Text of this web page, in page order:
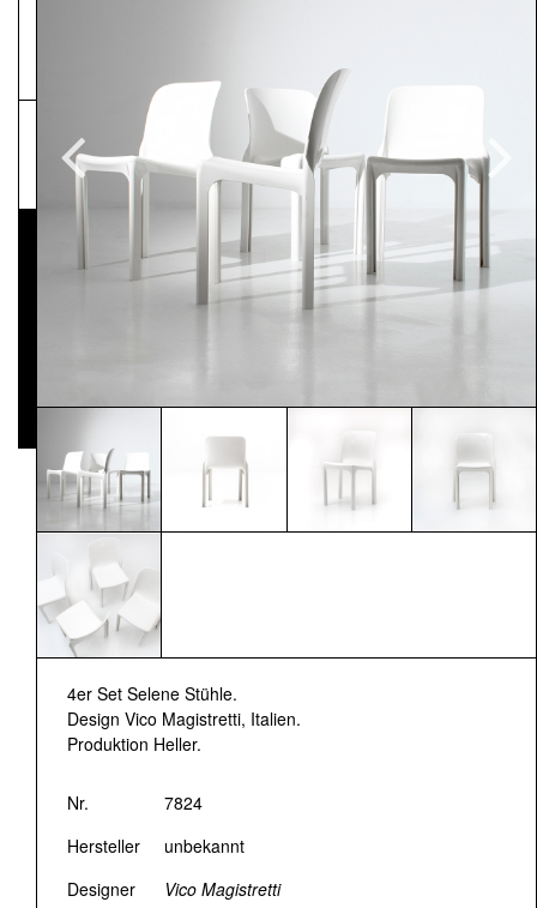
4er Set Selene Stühle.
Design Vico Magistretti, Italien.
Produktion Heller.
Nr.
7824
Hersteller
unbekannt
Designer
Vico Magistretti
Pressematerial